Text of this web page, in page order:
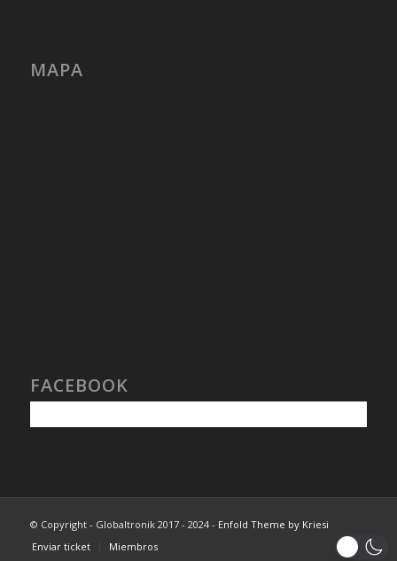
MAPA
FACEBOOK
© Copyright - Globaltronik 2017 - 2024 - Enfold Theme by Kriesi
Enviar ticket
Miembros